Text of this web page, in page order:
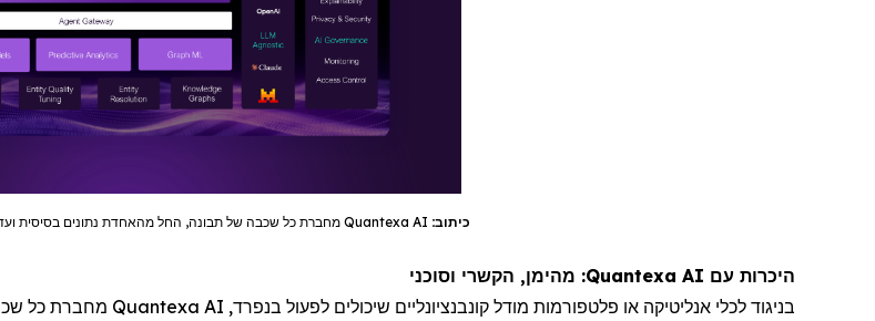
כיתוב: Quantexa AI מחברת כל שכבה של תבונה, החל מהאחדת נתונים בסיסית
היכרות עם Quantexa AI: מהימן, הקשרי וסוכני
בניגוד לכלי אנליטיקה או פלטפורמות מודל קונבנציונליים שיכולים לפעול בנפרד, Quantexa AI מחברת כל